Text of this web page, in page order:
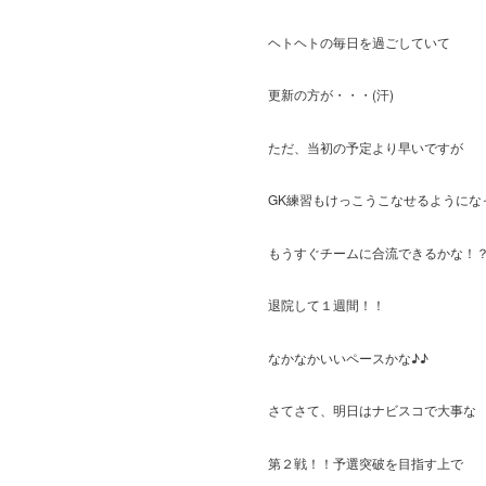
ヘトヘトの毎日を過ごしていて
更新の方が・・・(汗)
ただ、当初の予定より早いですが
GK練習もけっこうこなせるようにな
もうすぐチームに合流できるかな！
退院して１週間！！
なかなかいいペースかな♪♪
さてさて、明日はナビスコで大事な
第２戦！！予選突破を目指す上で